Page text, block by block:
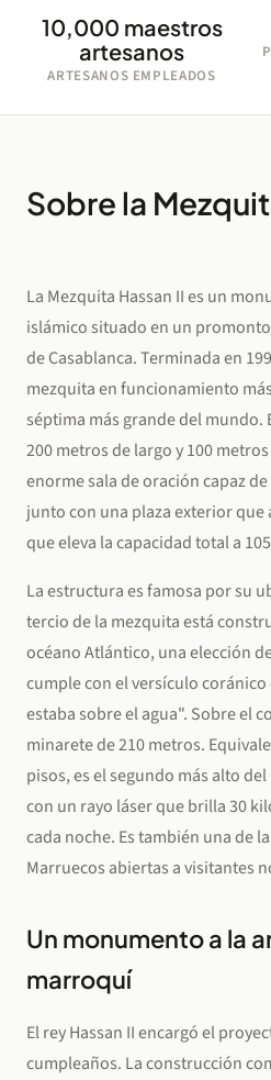
10,000 maestros
artesanos
ARTESANOS EMPLEADOS
Sobre la
La Mezquita Hassan II es un
islámico situado en un
de Casablanca. Terminada en
mezquita en funcionamiento
séptima más grande del
200 metros de largo y 100
enorme sala de oración capaz
junto con una plaza exterior que
que eleva la capacidad total a
La estructura es famosa por su
tercio de la mezquita está
océano Atlántico, una elección
cumple con el versículo
estaba sobre el agua". Sobre el
minarete de 210 metros.
pisos, es el segundo más alto
con un rayo láser que brilla 30
cada noche. Es también una de
Marruecos abiertas a visitantes
Un monumento a la
marroquí
El rey Hassan II encargó el
cumpleaños. La construcción